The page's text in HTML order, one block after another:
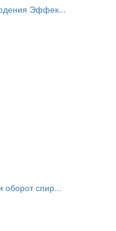
Эффек...
оборот спир...